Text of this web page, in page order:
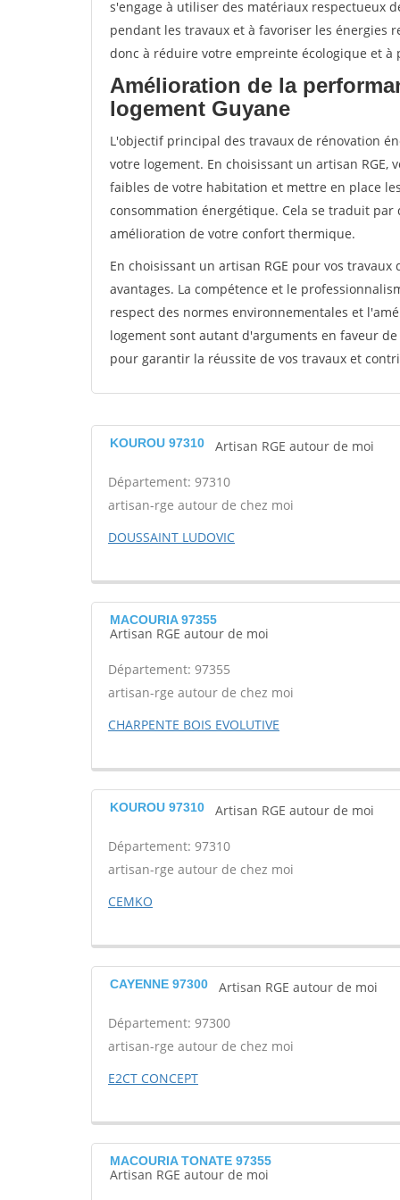
s'engage à utiliser des matériaux respectueux
pendant les travaux et à favoriser les énergies
donc à réduire votre empreinte écologique et
Amélioration de la
logement Guyane
L'objectif principal des travaux de rénovation
votre logement. En choisissant un artisan
faibles de votre habitation et mettre en place
consommation énergétique. Cela se traduit
amélioration de votre confort thermique.
En choisissant un artisan RGE pour vos
avantages. La compétence et le
respect des normes environnementales et
logement sont autant d'arguments en faveur
pour garantir la réussite de vos travaux et
KOUROU 97310 Artisan RGE autour de moi
Département: 97310
artisan-rge autour de chez moi
DOUSSAINT LUDOVIC
MACOURIA 97355
Artisan RGE autour de moi
Département: 97355
artisan-rge autour de chez moi
CHARPENTE BOIS EVOLUTIVE
KOUROU 97310 Artisan RGE autour de moi
Département: 97310
artisan-rge autour de chez moi
CEMKO
CAYENNE 97300 Artisan RGE autour de moi
Département: 97300
artisan-rge autour de chez moi
E2CT CONCEPT
MACOURIA TONATE 97355
Artisan RGE autour de moi